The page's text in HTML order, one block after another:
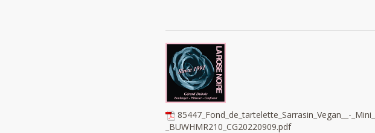
85447_Fond_de_tartelette_Sarrasin_Vegan__-
_BUWHMR210_CG20220909.pdf